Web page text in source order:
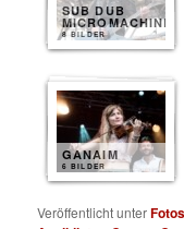
SUB DUB
MICROMACHINE
8 BILDER
GANAIM
6 BILDER
Veröffentlicht unter